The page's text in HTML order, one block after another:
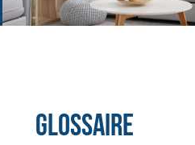
GLOSSAIRE